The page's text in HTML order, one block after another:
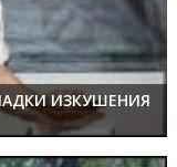
ИЗКУШЕНИЯ